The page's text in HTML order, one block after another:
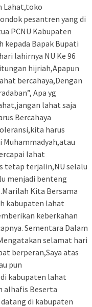
Lahat,toko
pesantren yang di
PCNU Kabupaten
kepada Bapak Bupati
lahirnya NU Ke 96
hijriah,Apapun
bercahaya,Dengan
Apa yg
lahat saja
Bercahaya
harus
lahat
tetap terjalin,NU selalu
menjadi benteng
Kita Bersama
kabupaten lahat
keberkahan
Sementara Dalam
selamat hari
berperan,Saya atas
pun
kabupaten lahat
alhafis Beserta
di kabupaten